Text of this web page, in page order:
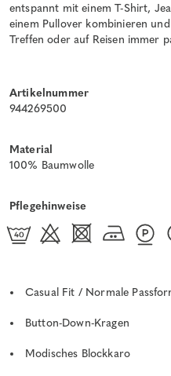
entspannt mit einem T-Shirt,
einem Pullover kombinieren
Treffen oder auf Reisen immer
Artikelnummer
944269500
Material
100% Baumwolle
Pflegehinweise
Casual Fit / Normale
Button-Down-Kragen
Modisches Blockkaro